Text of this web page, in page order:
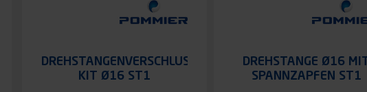
DREHSTANGENVERSCHLUSS
KIT Ø16 ST1
DREHSTANGE Ø16
SPANNZAPFEN ST1